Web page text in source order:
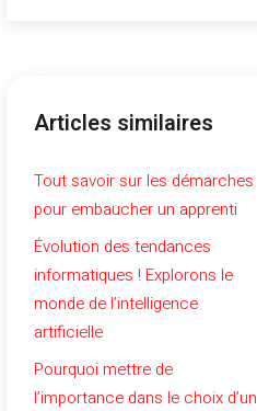
Articles similaires
Tout savoir sur les démarches
pour embaucher un apprenti
Évolution des tendances
informatiques ! Explorons le
monde de l’intelligence
artificielle
Pourquoi mettre de
l’importance dans le choix d’un